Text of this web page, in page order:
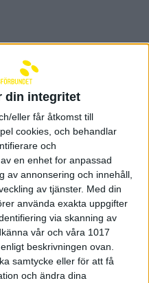
din integritet
eller får åtkomst till
cookies, och behandlar
och
en enhet for anpassad
av annonsering och innehåll,
av tjänster. Med din
använda exakta uppgifter
via skanning av
vår och våra 1017
beskrivningen ovan.
samtycke eller för att få
och ändra dina
till topp